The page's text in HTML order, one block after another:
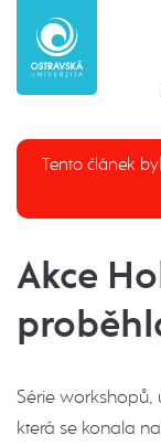
Tento článek
Akce
Série workshopů,
která se konala